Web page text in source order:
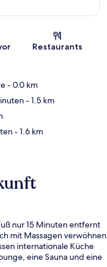
Restaurants
- 0.0 km
- 1.5 km
- 1.6 km
nur 15 Minuten entfernt
mit Massagen verwöhnen
internationale Küche
eine Sauna und eine